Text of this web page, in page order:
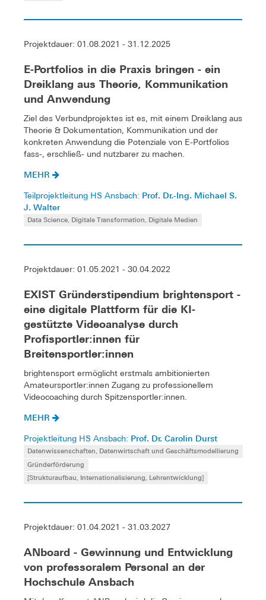
Projektdauer: 01.08.2021 - 31.12.2025
E-Portfolios in die Praxis bringen - ein
Dreiklang aus Theorie, Kommunikation
und Anwendung
Ziel des Verbundprojektes ist es, mit einem Dreiklang aus
Theorie & Dokumentation, Kommunikation und der
konkreten Anwendung die Potenziale von E-Portfolios
fass-, erschließ- und nutzbarer zu machen.
MEHR
Teilprojektleitung HS Ansbach: Prof. Dr.-Ing. Michael S.
J. Walter
Data Science, Digitale Transformation, Digitale Medien
Projektdauer: 01.05.2021 - 30.04.2022
EXIST Gründerstipendium brightensport -
eine digitale Plattform für die KI-
gestützte Videoanalyse durch
Profisportler:innen für
Breitensportler:innen
brightensport ermöglicht erstmals ambitionierten
Amateursportler:innen Zugang zu professionellem
Videocoaching durch Spitzensportler:innen.
MEHR
Projektleitung HS Ansbach: Prof. Dr. Carolin Durst
Datenwissenschaften, Datenwirtschaft und Geschäftsmodellierung
Gründerförderung
[Strukturaufbau, Internationalisierung, Lehrentwicklung]
Projektdauer: 01.04.2021 - 31.03.2027
ANboard - Gewinnung und Entwicklung
von professoralem Personal an der
Hochschule Ansbach